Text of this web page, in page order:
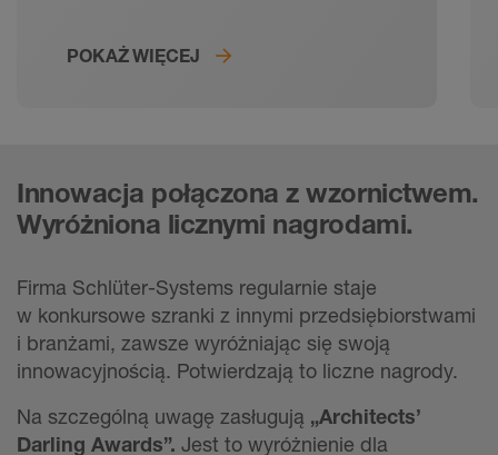
uszczelniającego.
POKAŻ WIĘCEJ
Innowacja połączona z wzornictwem.
Wyróżniona licznymi nagrodami.
Firma Schlüter-Systems regularnie staje
w konkursowe szranki z innymi przedsiębiorstwami
i branżami, zawsze wyróżniając się swoją
innowacyjnością. Potwierdzają to liczne nagrody.
Na szczególną uwagę zasługują „Architects’
Darling Awards”. Jest to wyróżnienie dla